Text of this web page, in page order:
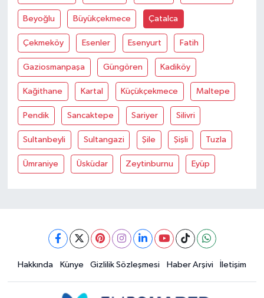
Beyoğlu Büyükçekmece Çatalca
Çekmeköy Esenler Esenyurt Fatih
Gaziosmanpaşa Güngören Kadiköy
Kağithane Kartal Küçükçekmece Maltepe
Pendik Sancaktepe Sariyer Silivri
Sultanbeyli Sultangazi Şile Şişli Tuzla
Ümraniye Üsküdar Zeytinburnu Eyüp
Hakkında Künye Gizlilik Sözleşmesi Haber Arşivi İletişim